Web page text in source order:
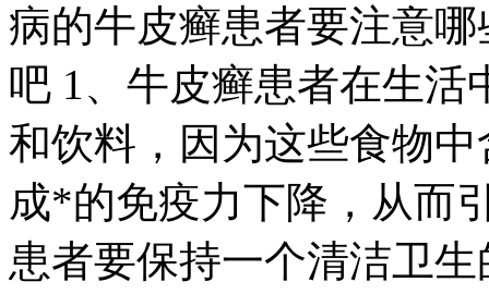
病的牛皮癣患者要注意
吧 1、牛皮癣患者在生
和饮料，因为这些食物
成*的免疫力下降，从而
患者要保持一个清洁卫